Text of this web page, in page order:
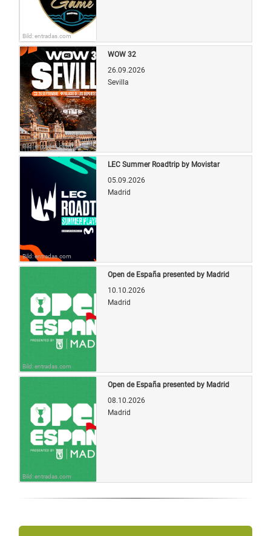
Bild: entradas.com
Bild: entradas.com
WOW 32
26.09.2026
Sevilla
Bild: entradas.com
LEC Summer Roadtrip by Movistar
05.09.2026
Madrid
Bild: entradas.com
Open de España presented by Madrid
10.10.2026
Madrid
Bild: entradas.com
Open de España presented by Madrid
08.10.2026
Madrid